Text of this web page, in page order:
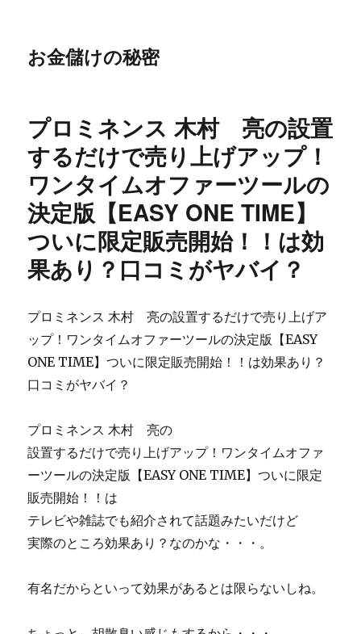
お金儲けの秘密
プロミネンス 木村 亮の設置
するだけで売り上げアップ！
ワンタイムオファーツールの
決定版【EASY ONE TIME】
ついに限定販売開始！！は効
果あり？口コミがヤバイ？
プロミネンス 木村 亮の設置するだけで売り上げア
ップ！ワンタイムオファーツールの決定版【EASY
ONE TIME】ついに限定販売開始！！は効果あり？
口コミがヤバイ？
プロミネンス 木村 亮の
設置するだけで売り上げアップ！ワンタイムオファ
ーツールの決定版【EASY ONE TIME】ついに限定
販売開始！！は
テレビや雑誌でも紹介されて話題みたいだけど
実際のところ効果あり？なのかな・・・。
有名だからといって効果があるとは限らないしね。